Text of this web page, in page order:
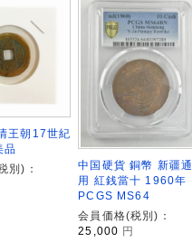
王朝17世紀
品
別)：
中国硬貨 銅幣 新疆通
用 紅銭當十 1960年
PCGS MS64
会員価格(税別)：
25,000 円